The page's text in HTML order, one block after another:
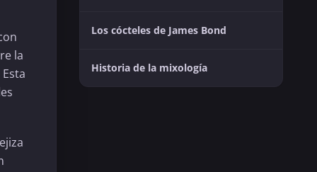
la
Esta
Los cócteles de James Bond
Historia de la mixología